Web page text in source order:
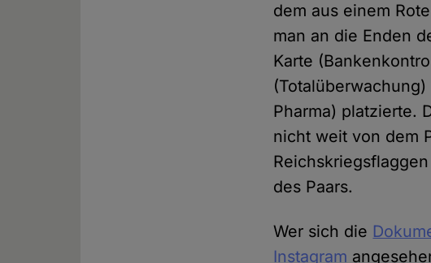
dem aus einem
man an die Enden
Karte
Pharma) platzierte.
nicht weit von dem
des Paars.
Wer sich die
Instagram